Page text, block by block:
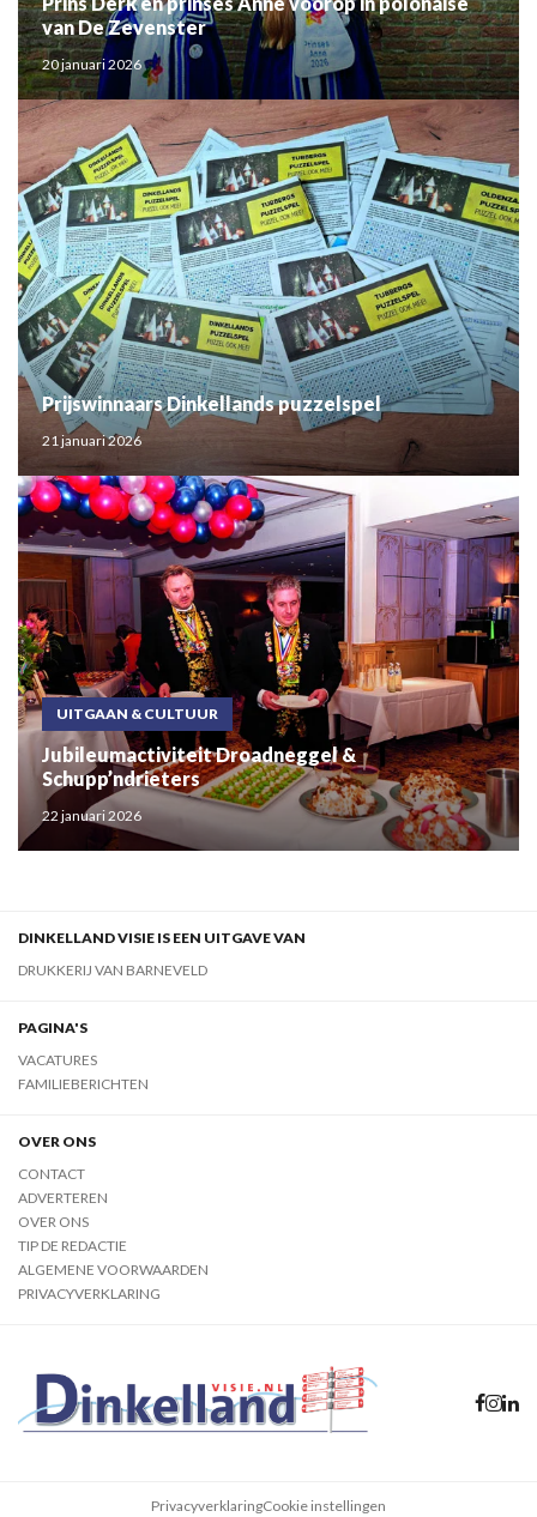
van De Zevenster
20 januari 2026
Prijswinnaars Dinkellands puzzelspel
21 januari 2026
UITGAAN & CULTUUR
Jubileumactiviteit Droadneggel &
Schupp’ndrieters
22 januari 2026
DINKELLAND VISIE IS EEN UITGAVE VAN
DRUKKERIJ VAN BARNEVELD
PAGINA'S
VACATURES
FAMILIEBERICHTEN
OVER ONS
CONTACT
ADVERTEREN
OVER ONS
TIP DE REDACTIE
ALGEMENE VOORWAARDEN
PRIVACYVERKLARING
PrivacyverklaringCookie instellingen